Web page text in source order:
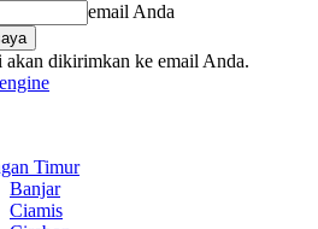
email Anda
akan dikirimkan ke email Anda.
Timur
Banjar
Ciamis